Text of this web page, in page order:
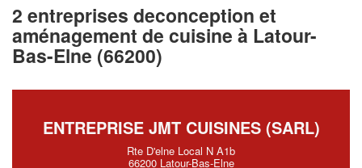
2 entreprises deconception et
aménagement de cuisine à Latour-
Bas-Elne (66200)
ENTREPRISE JMT CUISINES (SARL)
Rte D'elne Local N A1b
66200 Latour-Bas-Elne